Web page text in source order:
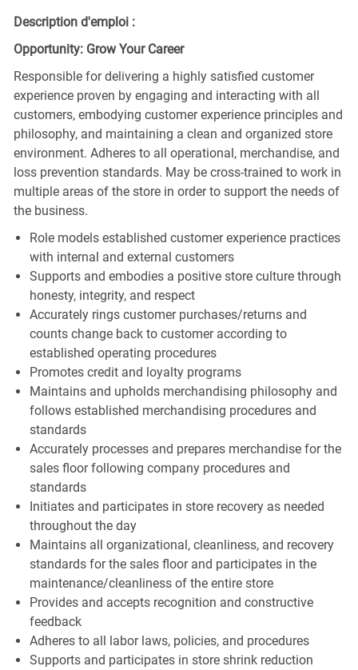
Description d'emploi :
Opportunity: Grow Your Career
Responsible for delivering a highly satisfied customer
experience proven by engaging and interacting with all
customers, embodying customer experience principles and
philosophy, and maintaining a clean and organized store
environment. Adheres to all operational, merchandise, and
loss prevention standards. May be cross-trained to work in
multiple areas of the store in order to support the needs of
the business.
Role models established customer experience practices
with internal and external customers
Supports and embodies a positive store culture through
honesty, integrity, and respect
Accurately rings customer purchases/returns and
counts change back to customer according to
established operating procedures
Promotes credit and loyalty programs
Maintains and upholds merchandising philosophy and
follows established merchandising procedures and
standards
Accurately processes and prepares merchandise for the
sales floor following company procedures and
standards
Initiates and participates in store recovery as needed
throughout the day
Maintains all organizational, cleanliness, and recovery
standards for the sales floor and participates in the
maintenance/cleanliness of the entire store
Provides and accepts recognition and constructive
feedback
Adheres to all labor laws, policies, and procedures
Supports and participates in store shrink reduction